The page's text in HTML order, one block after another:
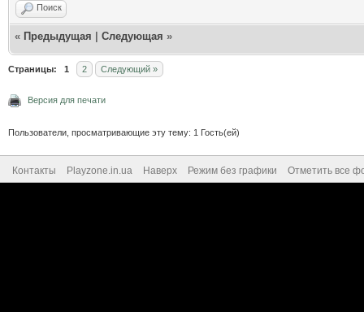
Поиск
« Предыдущая Следующая »
Страницы: 1 2 Следующий »
Версия для печати
Пользователи, просматривающие эту тему: 1 Гость(ей)
Контакты Playzone.in.ua Наверх Режим без графики Отметить все